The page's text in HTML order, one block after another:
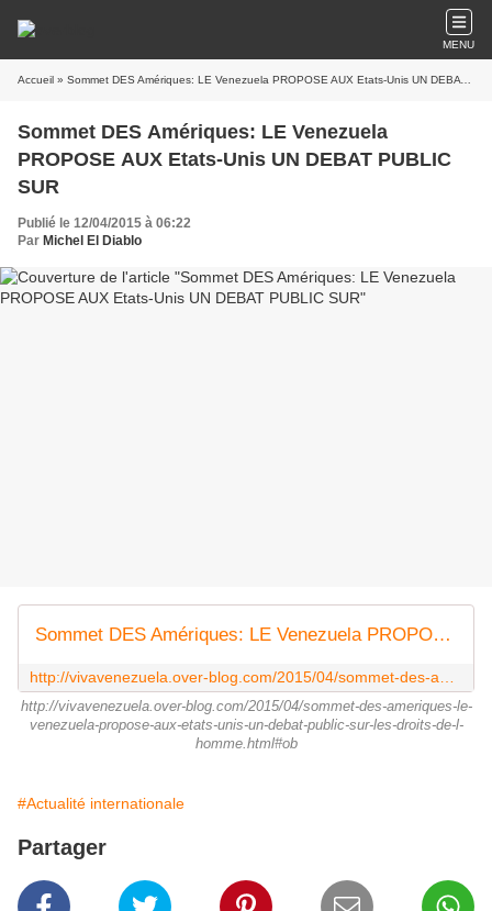
MENU
Accueil » Sommet DES Amériques: LE Venezuela PROPOSE AUX Etats-Unis UN DEBAT PUBLIC SUR
Sommet DES Amériques: LE Venezuela
PROPOSE AUX Etats-Unis UN DEBAT PUBLIC
SUR
Publié le 12/04/2015 à 06:22
Par Michel El Diablo
Sommet DES Amériques: LE Venezuela PROPOSE AUX Etats-Unis UN DEBAT PUBLIC SUR LES DROITS DE L'HOMME - Viva Venezuela
http://vivavenezuela.over-blog.com/2015/04/sommet-des-ameriques-le-
venezuela-propose-aux-etats-unis-un-debat-public-sur-les-droits-de-l-
homme.html#ob
#Actualité internationale
Partager